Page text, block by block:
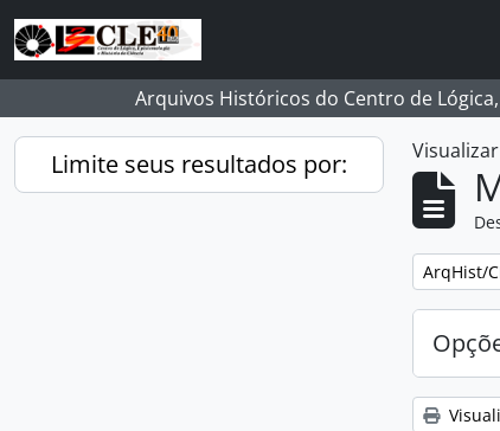
Skip to main content
Arquivos Históricos do Centro de
Limite seus resultados por:
Remover
ArqHist/